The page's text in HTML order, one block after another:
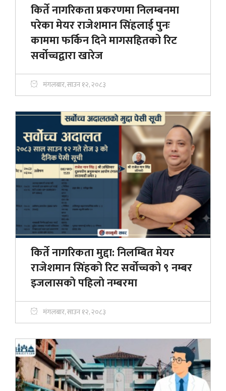
किर्ते नागरिकता प्रकरणमा निलम्बनमा
परेका मेयर राजेशमान सिंहलाई पुनः
काममा फर्किन दिने मागसहितको रिट
सर्वोच्चद्वारा खारेज
मंगलबार, साउन १२, २०८३
किर्ते नागरिकता मुद्दा: निलम्बित मेयर
राजेशमान सिंहको रिट सर्वोच्चको ९ नम्बर
इजलासकाे पहिलाे नम्बरमा
मंगलबार, साउन १२, २०८३